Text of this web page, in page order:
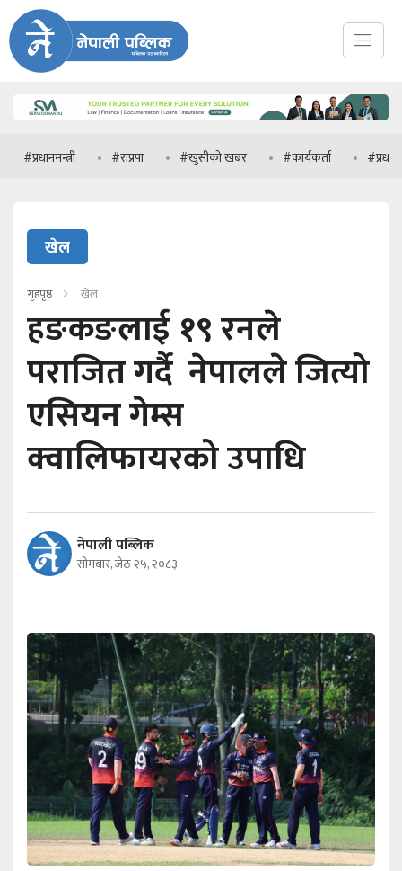
#राप्रपा #खुसीको खबर #कार्यकर्ता #प्रधानमन्त्री
खेल
गृहपृष्ठ खेल
हङकङलाई १९ रनले
पराजित गर्दै नेपालले जित्यो
एसियन गेम्स
क्वालिफायरको उपाधि
नेपाली पब्लिक
सोमबार, जेठ २५, २०८३